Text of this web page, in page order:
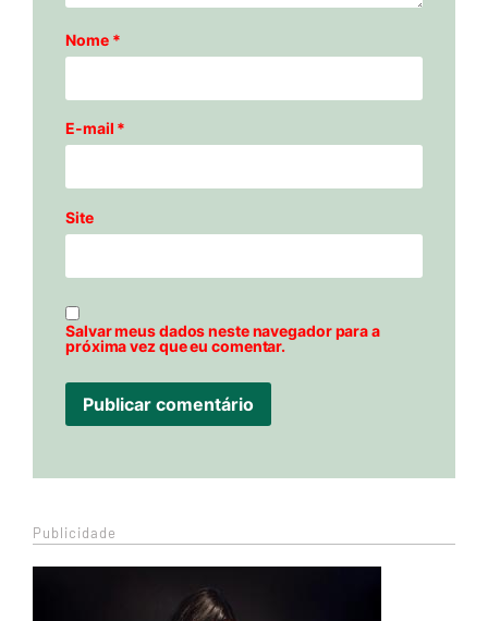
Nome *
E-mail *
Site
Salvar meus dados neste navegador para a
próxima vez que eu comentar.
Publicidade